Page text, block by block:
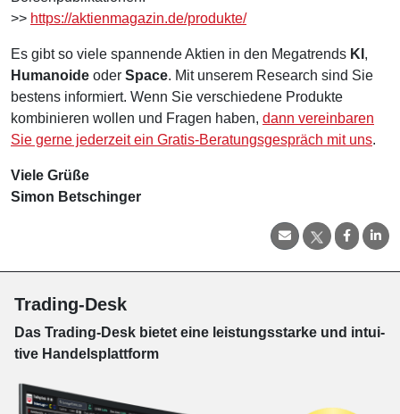
>> https://aktienmagazin.de/produkte/
Es gibt so viele spannende Aktien in den Megatrends KI ,
Humanoide oder Space. Mit unserem Research sind Sie
bestens informiert. Wenn Sie verschiedene Produkte
kombinieren wollen und Fragen haben, dann vereinbaren
Sie gerne jederzeit ein Gratis-Beratungsgespräch mit uns.
Viele Grüße
Simon Betschinger
Trading-Desk
Das Trading-Desk bie­tet eine leis­tungs­star­ke und in­tui­
tive Han­dels­platt­form